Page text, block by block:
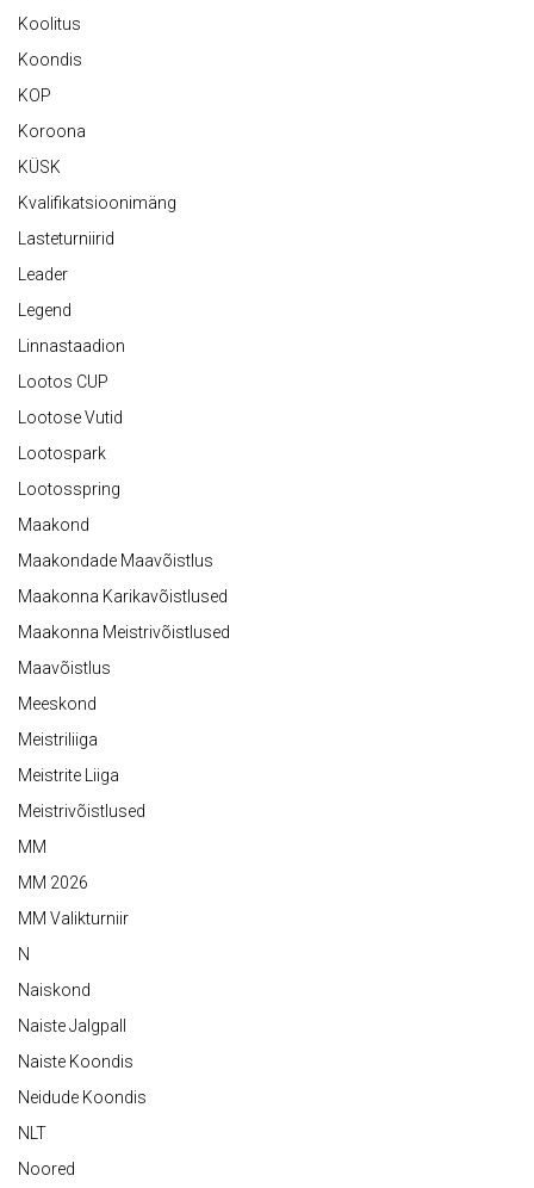
Koolitus
Koondis
KOP
Koroona
KÜSK
Kvalifikatsioonimäng
Lasteturniirid
Leader
Legend
Linnastaadion
Lootos CUP
Lootose Vutid
Lootospark
Lootosspring
Maakond
Maakondade Maavõistlus
Maakonna Karikavõistlused
Maakonna Meistrivõistlused
Maavõistlus
Meeskond
Meistriliiga
Meistrite Liiga
Meistrivõistlused
MM
MM 2026
MM Valikturniir
N
Naiskond
Naiste Jalgpall
Naiste Koondis
Neidude Koondis
NLT
Noored